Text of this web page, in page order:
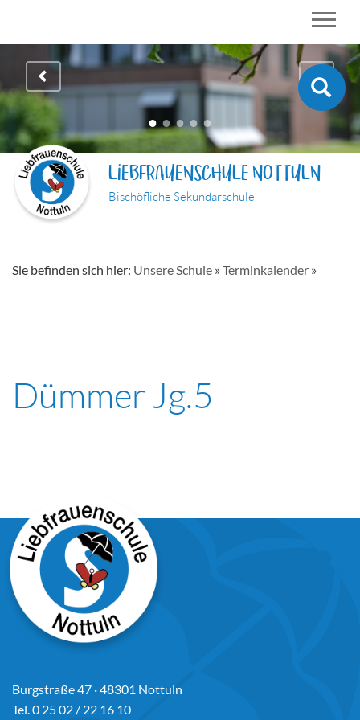
LIEBFRAUENSCHULE NOTTULN
Bischöfliche Sekundarschule
Sie befinden sich hier: Unsere Schule »Terminkalender »
Dümmer Jg.5
Burgstraße 47 · 48301 Nottuln
Tel. 0 25 02 / 22 16 10